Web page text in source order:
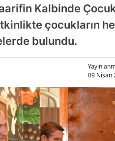
Kalbinde
çocukların
bulundu.
09 Nisan